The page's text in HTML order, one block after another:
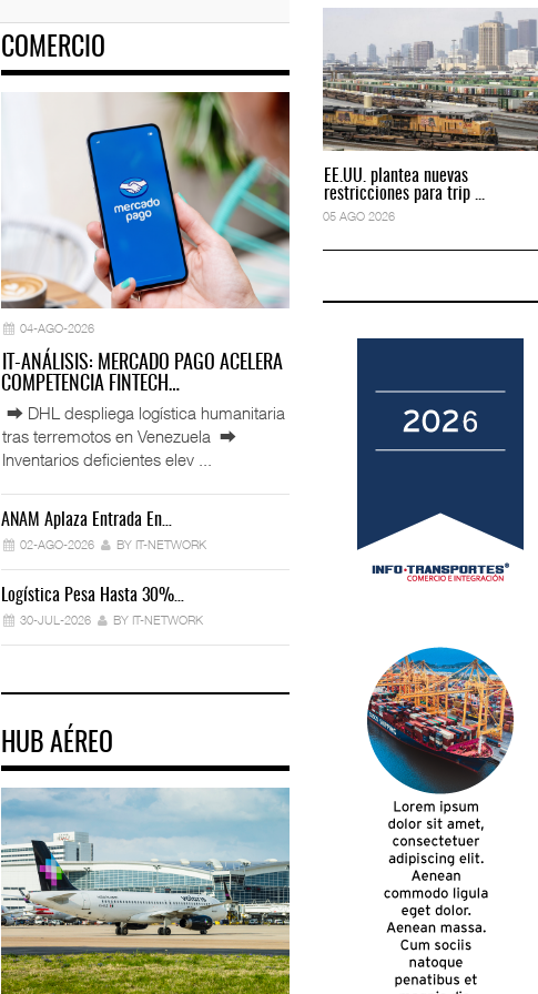
COMERCIO
04-AGO-2026
IT-ANÁLISIS: MERCADO PAGO ACELERA
COMPETENCIA FINTECH…
⮕ DHL despliega logística humanitaria
tras terremotos en Venezuela ⮕
Inventarios deficientes elev ...
ANAM Aplaza Entrada En…
02-AGO-2026 BY IT-NETWORK
Logística Pesa Hasta 30%…
30-JUL-2026 BY IT-NETWORK
IT-ANÁLISIS: Manifestación Electrónica
29-JUL-2026 BY IT-NETWORK
HUB AÉREO
EE.UU. plantea nuevas
restricciones para trip ...
05 AGO 2026
EE.UU. plantea nuevas
restricciones para trip ...
05 AGO 2026
IT-ANÁLISIS: Primera mujer dirigirá IATA tras o